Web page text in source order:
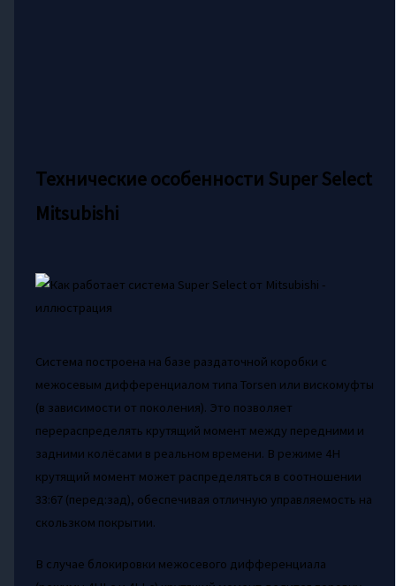
Технические особенности Super Select
Mitsubishi
Система построена на базе раздаточной коробки с
межосевым дифференциалом типа Torsen или вискомуфты
(в зависимости от поколения). Это позволяет
перераспределять крутящий момент между передними и
задними колёсами в реальном времени. В режиме 4H
крутящий момент может распределяться в соотношении
33:67 (перед:зад), обеспечивая отличную управляемость на
скользком покрытии.
В случае блокировки межосевого дифференциала